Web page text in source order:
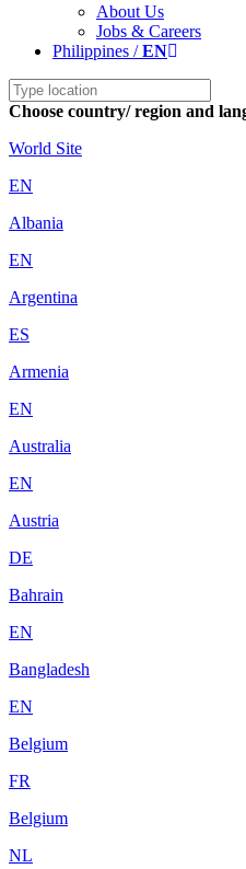
About Us
Jobs & Careers
Philippines /EN
Choose country/ region and
World Site
EN
Albania
EN
Argentina
ES
Armenia
EN
Australia
EN
Austria
DE
Bahrain
EN
Bangladesh
EN
Belgium
FR
Belgium
NL